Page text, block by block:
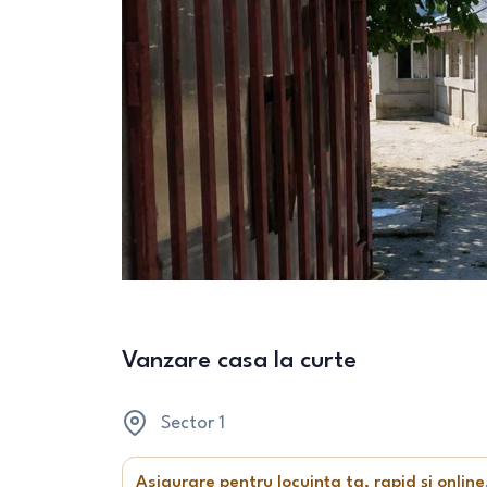
Vanzare casa la curte
Sector 1
Asigurare pentru locuința ta, rapid și